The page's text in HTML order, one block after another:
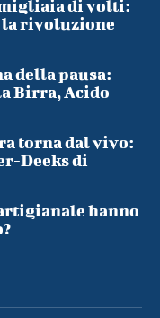
di volti:
la rivoluzione
della pausa:
Birra, Acido
torna dal vivo:
Deeks di
hanno